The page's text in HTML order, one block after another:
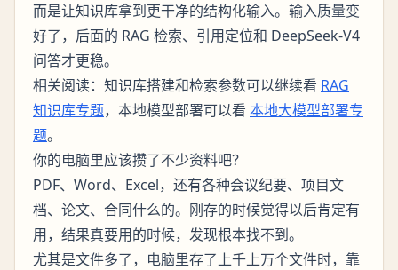
而是让知识库拿到更干净的结构化输入。输入质量变
好了，后面的 RAG 检索、引用定位和 DeepSeek-V4
问答才更稳。
相关阅读：知识库搭建和检索参数可以继续看 RAG
知识库专题，本地模型部署可以看 本地大模型部署专
题。
你的电脑里应该攒了不少资料吧？
PDF、Word、Excel，还有各种会议纪要、项目文
档、论文、合同什么的。刚存的时候觉得以后肯定有
用，结果真要用的时候，发现根本找不到。
尤其是文件多了，电脑里存了上千上万个文件时，靠